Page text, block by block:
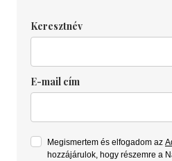
Keresztnév
E-mail cím
Megismertem és elfogadom az
hozzájárulok, hogy részemre a